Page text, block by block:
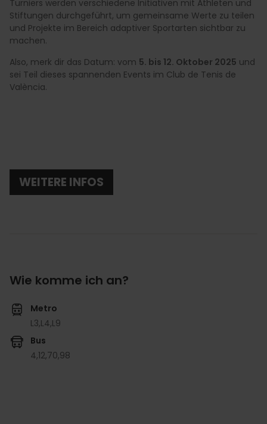
Turniers werden verschiedene Initiativen mit Athleten und
Stiftungen durchgeführt, um gemeinsame Werte zu teilen
und Projekte im Bereich adaptiver Sportarten sichtbar zu
machen.
Also, merk dir das Datum: vom 5. bis 12. Oktober 2025 und
sei Teil dieses spannenden Events im Club de Tenis de
València.
WEITERE INFOS
Wie komme ich an?
Metro
L3,L4,L9
Bus
4,12,70,98